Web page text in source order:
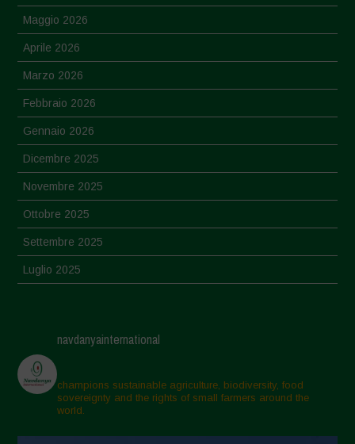
Maggio 2026
Aprile 2026
Marzo 2026
Febbraio 2026
Gennaio 2026
Dicembre 2025
Novembre 2025
Ottobre 2025
Settembre 2025
Luglio 2025
Aprile 2025
Marzo 2025
Febbraio 2025
Gennaio 2025
navdanyainternational
champions sustainable agriculture, biodiversity, food
sovereignty and the rights of small farmers around the
world.